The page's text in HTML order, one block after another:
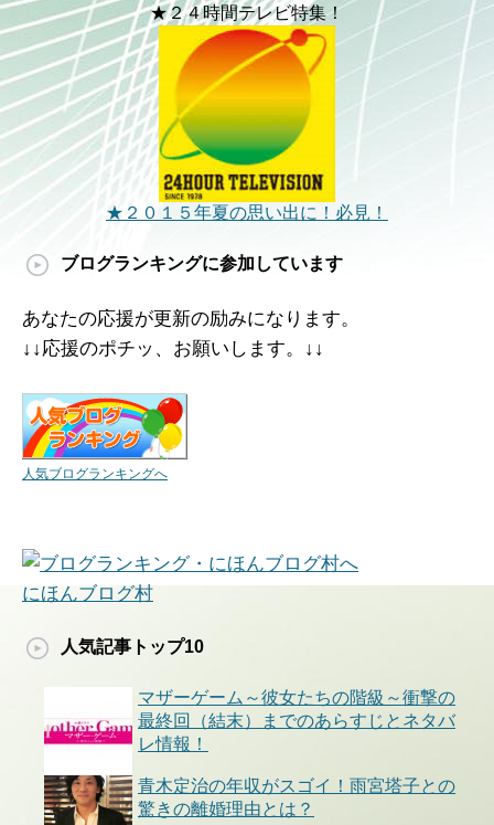
★２４時間テレビ特集！
★２０１５年夏の思い出に！必見！
ブログランキングに参加しています
あなたの応援が更新の励みになります。
↓↓応援のポチッ、お願いします。↓↓
人気ブログランキングへ
にほんブログ村
人気記事トップ10
マザーゲーム～彼女たちの階級～衝撃の
最終回（結末）までのあらすじとネタバ
レ情報！
青木定治の年収がスゴイ！雨宮塔子との
驚きの離婚理由とは？